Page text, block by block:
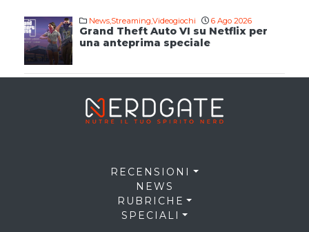
News,Streaming,Videogiochi 6 Ago 2026
Grand Theft Auto VI su Netflix per
una anteprima speciale
RECENSIONI
NEWS
RUBRICHE
SPECIALI